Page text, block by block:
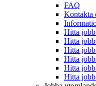
FAQ
Kontakta
Hitta
Hitta
Hitta
Hitta
Hitta
Hitta